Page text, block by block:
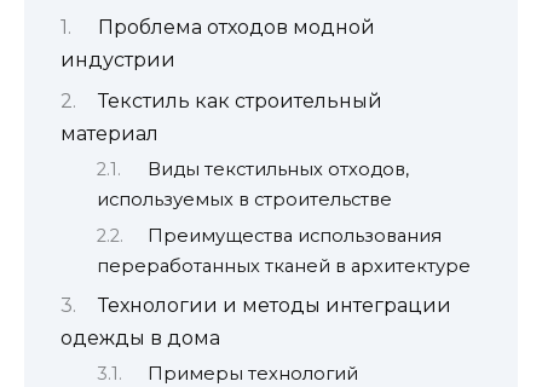
Проблема отходов модной
индустрии
Текстиль как строительный
материал
Виды текстильных отходов,
используемых в строительстве
Преимущества использования
переработанных тканей в архитектуре
Технологии и методы интеграции
одежды в дома
Примеры технологий